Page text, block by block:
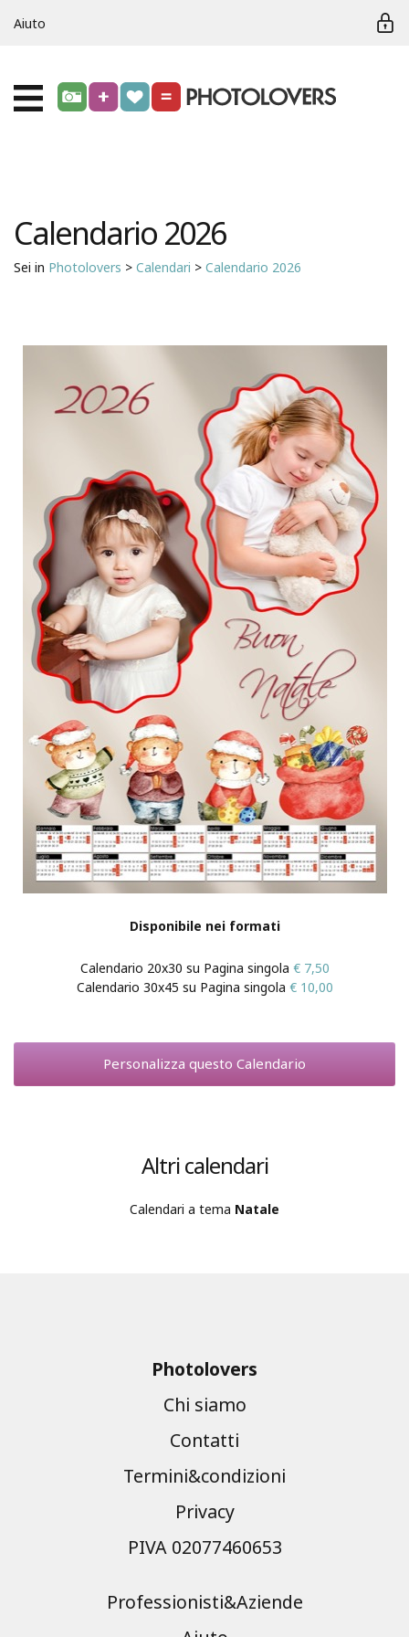
Aiuto
Calendario 2026
Sei in Photolovers > Calendari > Calendario 2026
Disponibile nei formati
Calendario 20x30 su Pagina singola € 7,50
Calendario 30x45 su Pagina singola € 10,00
Personalizza questo Calendario
Altri calendari
Calendari a tema Natale
Photolovers
Chi siamo
Contatti
Termini&condizioni
Privacy
PIVA 02077460653
Professionisti&Aziende